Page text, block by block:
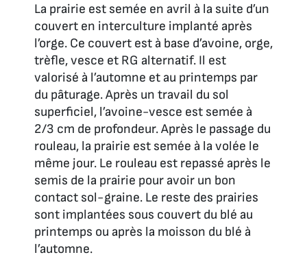
La prairie est semée en avril à la suite d’un
couvert en interculture implanté après
l’orge. Ce couvert est à base d’avoine, orge,
trèfle, vesce et RG alternatif. Il est
valorisé à l’automne et au printemps par
du pâturage. Après un travail du sol
superficiel, l’avoine-vesce est semée à
2/3 cm de profondeur. Après le passage du
rouleau, la prairie est semée à la volée le
même jour. Le rouleau est repassé après le
semis de la prairie pour avoir un bon
contact sol-graine. Le reste des prairies
sont implantées sous couvert du blé au
printemps ou après la moisson du blé à
l’automne.